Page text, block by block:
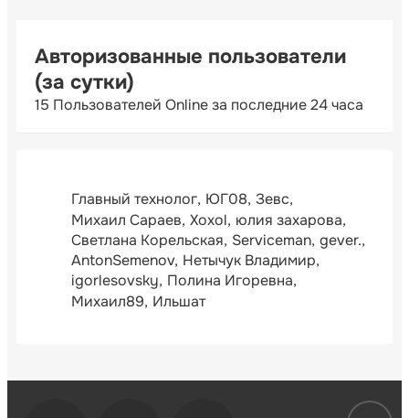
Авторизованные пользователи
(за сутки)
15 Пользователей Online за последние 24 часа
Главный технолог ЮГ08 Зевс
Михаил Сараев Xoxol юлия захарова
Светлана Корельская Serviceman gever.
AntonSemenov Нетычук Владимир
igorlesovsky Полина Игоревна
Михаил89 Ильшат